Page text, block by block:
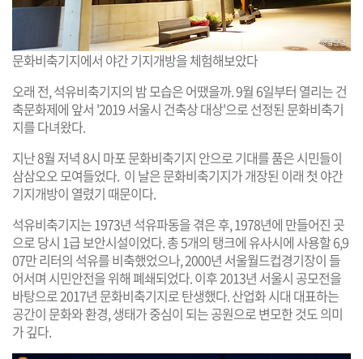
문화비축기지에서 야간 기지개방을 체험해보았다
오래 전, 석유비축기지의 밤 모습은 어땠을까. 9월 6일부터 열리는 건
축문화제에 앞서 '2019 서울시 건축상 대상'으로 선정된 문화비축기
지를 다녀왔다.
지난 8월 저녁 8시 마포 문화비축기지 안으로 기대를 품은 시민들이
삼삼오오 모여들었다. 이 날은 문화비축기지가 개장된 이래 첫 야간
기지개방이 열렸기 때문이다.
석유비축기지는 1973년 석유파동을 겪은 후, 1978년에 만들어진 곳
으로 당시 1급 보안시설이었다. 총 5개의 탱크에 유사시에 사용할 6,9
07만 리터의 석유를 비축했었으나, 2000년 서울월드컵경기장이 들
어서며 시민안전을 위해 폐쇄되었다. 이후 2013년 서울시 공모전을
바탕으로 2017년 문화비축기지로 탄생했다. 산업화 시대 대표하는
공간이 문화와 환경, 생태가 중심이 되는 공원으로 변모한 것도 의미
가 깊다.